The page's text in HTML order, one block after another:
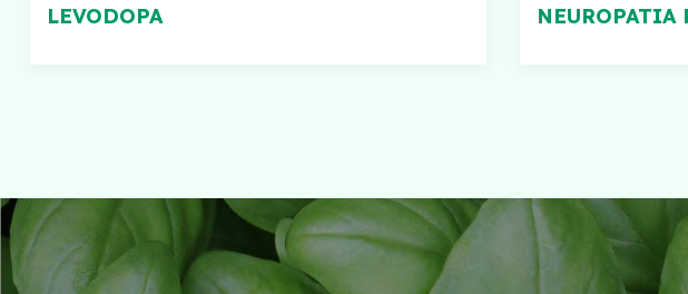
LEVODOPA
NEUROPATIA